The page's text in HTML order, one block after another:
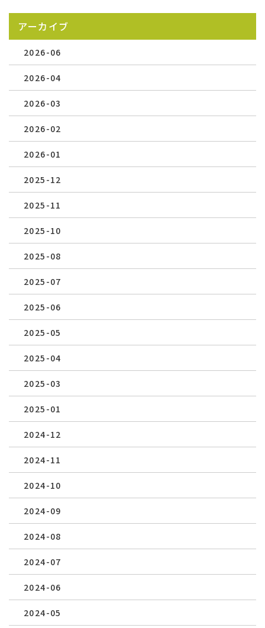
アーカイブ
2026-06
2026-04
2026-03
2026-02
2026-01
2025-12
2025-11
2025-10
2025-08
2025-07
2025-06
2025-05
2025-04
2025-03
2025-01
2024-12
2024-11
2024-10
2024-09
2024-08
2024-07
2024-06
2024-05